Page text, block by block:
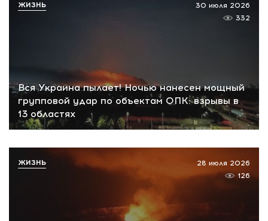
Вся Украина пылает! Ночью нанесен мощный
групповой удар по объектам ОПК: взрывы в
13 областях
30 июля 2026
332
ЖИЗНЬ
28 июля 2026
126
ЖИЗНЬ